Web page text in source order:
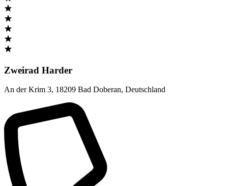
Zweirad Harder
An der Krim 3, 18209 Bad Doberan, Deutschland